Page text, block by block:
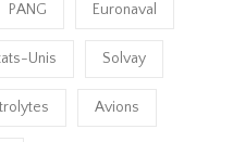
PANG Euronaval
Unis Solvay
Avions